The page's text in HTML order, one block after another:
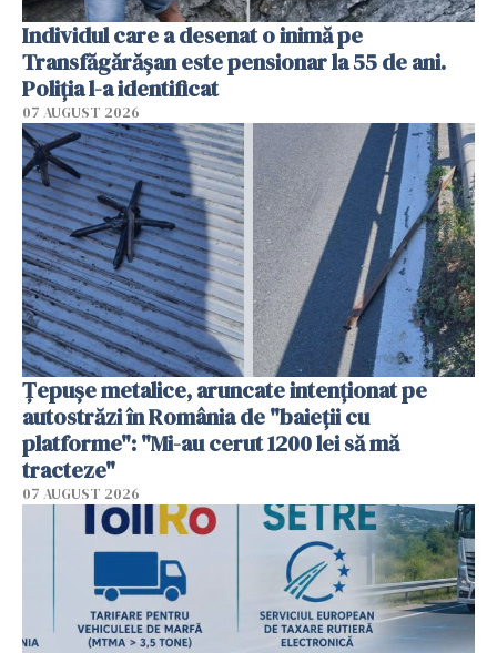
Individul care a desenat o inimă pe
Transfăgărășan este pensionar la 55 de ani.
Poliția l-a identificat
07 AUGUST 2026
Țepușe metalice, aruncate intenționat pe
autostrăzi în România de "baieții cu
platforme": "Mi-au cerut 1200 lei să mă
tracteze"
07 AUGUST 2026